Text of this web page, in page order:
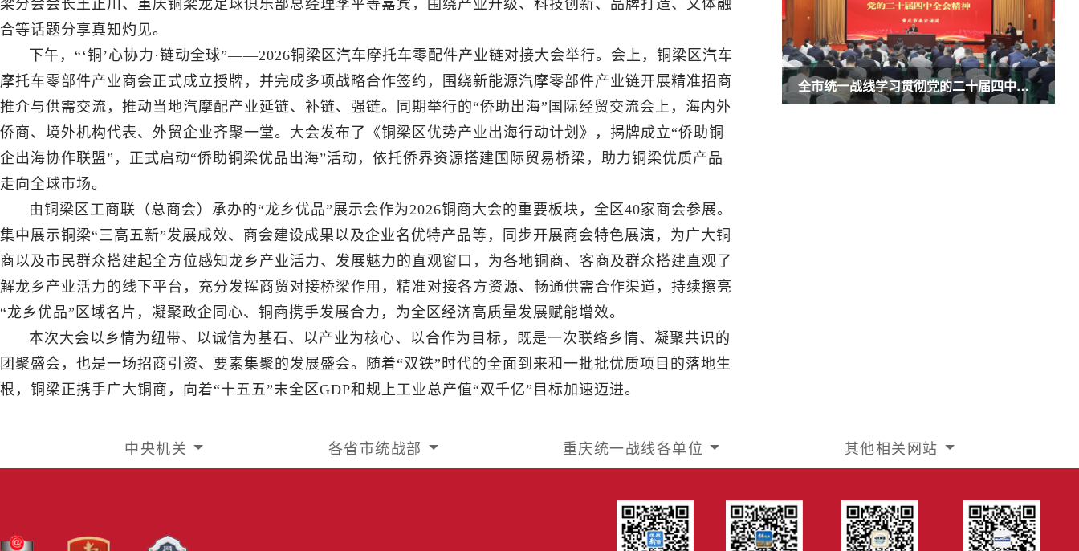
梁分会会长王正川、重庆铜梁龙足球俱乐部总经理李平等嘉宾，围绕产业升级、科技创新、品牌打造、文体融
合等话题分享真知灼见。
下午，“‘铜’心协力·链动全球”——2026铜梁区汽车摩托车零配件产业链对接大会举行。会上，铜梁区汽车
摩托车零部件产业商会正式成立授牌，并完成多项战略合作签约，围绕新能源汽摩零部件产业链开展精准招商
推介与供需交流，推动当地汽摩配产业延链、补链、强链。同期举行的“侨助出海”国际经贸交流会上，海内外
侨商、境外机构代表、外贸企业齐聚一堂。大会发布了《铜梁区优势产业出海行动计划》，揭牌成立“侨助铜
企出海协作联盟”，正式启动“侨助铜梁优品出海”活动，依托侨界资源搭建国际贸易桥梁，助力铜梁优质产品
走向全球市场。
由铜梁区工商联（总商会）承办的“龙乡优品”展示会作为2026铜商大会的重要板块，全区40家商会参展。
集中展示铜梁“三高五新”发展成效、商会建设成果以及企业名优特产品等，同步开展商会特色展演，为广大铜
商以及市民群众搭建起全方位感知龙乡产业活力、发展魅力的直观窗口，为各地铜商、客商及群众搭建直观了
解龙乡产业活力的线下平台，充分发挥商贸对接桥梁作用，精准对接各方资源、畅通供需合作渠道，持续擦亮
“龙乡优品”区域名片，凝聚政企同心、铜商携手发展合力，为全区经济高质量发展赋能增效。
本次大会以乡情为纽带、以诚信为基石、以产业为核心、以合作为目标，既是一次联络乡情、凝聚共识的
团聚盛会，也是一场招商引资、要素集聚的发展盛会。随着“双铁”时代的全面到来和一批批优质项目的落地生
根，铜梁正携手广大铜商，向着“十五五”末全区GDP和规上工业总产值“双千亿”目标加速迈进。
全市统一战线学习贯彻党的二十届四中全会精神宣讲报告会召开 商奎作宣讲报告
中央机关 各省市统战部 重庆统一战线各单位 其他相关网站